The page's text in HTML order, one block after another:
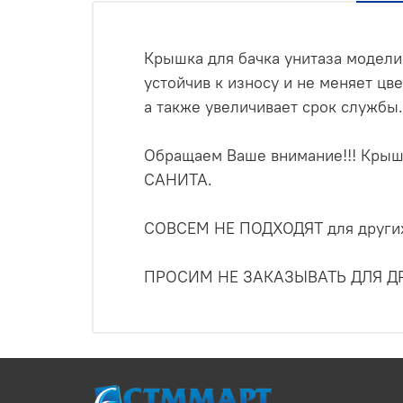
Крышка для бачка унитаза
устойчив к износу и не меняет
а также увеличивает срок службы.
Обращаем Ваше внимание!!!
САНИТА.
СОВСЕМ НЕ ПОДХОДЯТ для
ПРОСИМ НЕ ЗАКАЗЫВАТЬ ДЛЯ